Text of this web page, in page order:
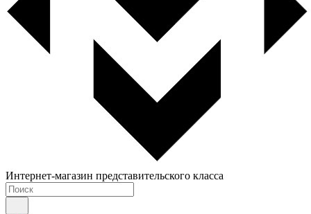
Интернет-магазин представительского класса